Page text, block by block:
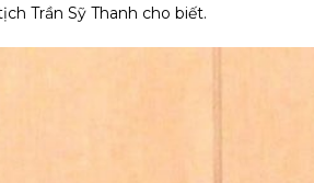
Trần Sỹ Thanh cho biết.